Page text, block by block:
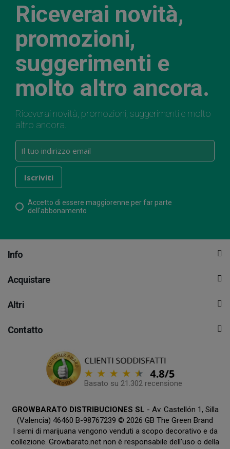
Riceverai novità,
promozioni,
suggerimenti e
molto altro ancora.
Riceverai novità, promozioni, suggerimenti e molto
altro ancora.
Accetto di essere maggiorenne per far parte
dell'abbonamento
Info
Acquistare
Altri
Contatto
Basato su 21.302 recensione
GROWBARATO DISTRIBUCIONES SL - Av. Castellón 1, Silla
(Valencia) 46460 B-98767239 © 2026 GB The Green Brand
I semi di marijuana vengono venduti a scopo decorativo e da
collezione. Growbarato.net non è responsabile dell'uso o della